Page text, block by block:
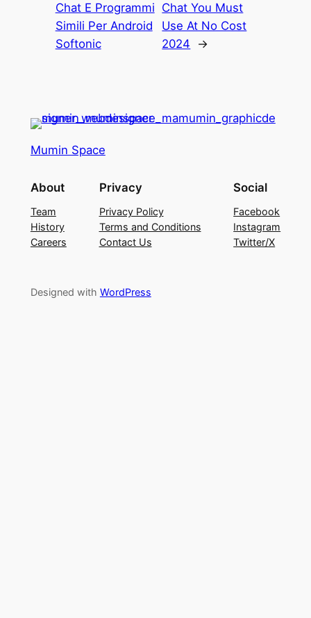
Chat E Programmi
Simili Per Android
Softonic
Chat You Must
Use At No Cost
2024
→
Mumin Space
About
Team
History
Careers
Privacy
Privacy Policy
Terms and Conditions
Contact Us
Social
Facebook
Instagram
Twitter/X
Designed with WordPress